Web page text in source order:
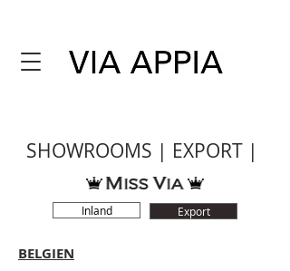
SHOWROOMS | EXPORT |
Inland Export
BELGIEN